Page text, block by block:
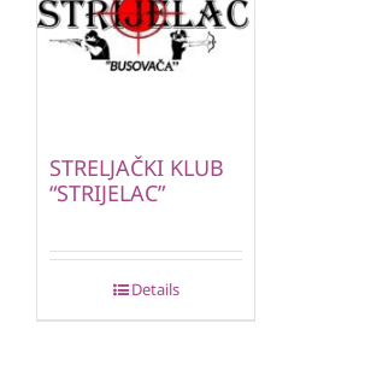
STRELJAČKI KLUB
“STRIJELAC”
Details